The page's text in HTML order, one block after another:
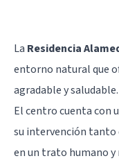
La Residencia
entorno natural que
agradable y saludable.
El centro cuenta con
su intervención tanto
en un trato humano y